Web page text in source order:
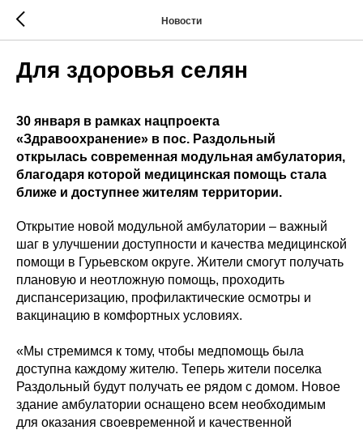
Новости
Для здоровья селян
30 января в рамках нацпроекта
«Здравоохранение» в пос. Раздольный
открылась современная модульная амбулатория,
благодаря которой медицинская помощь стала
ближе и доступнее жителям территории.
Открытие новой модульной амбулатории – важный
шаг в улучшении доступности и качества медицинской
помощи в Гурьевском округе. Жители смогут получать
плановую и неотложную помощь, проходить
диспансеризацию, профилактические осмотры и
вакцинацию в комфортных условиях.
«Мы стремимся к тому, чтобы медпомощь была
доступна каждому жителю. Теперь жители поселка
Раздольный будут получать ее рядом с домом. Новое
здание амбулатории оснащено всем необходимым
для оказания своевременной и качественной